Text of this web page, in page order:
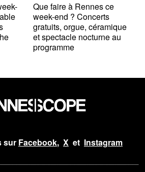
Que faire à Rennes ce
week-end ? Concerts
gratuits, orgue, céramique
et spectacle nocturne au
programme
sur Facebook, Xet Instagram